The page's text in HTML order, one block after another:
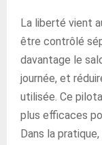
La liberté vient
être contrôlé
davantage le
journée, et
utilisée. Ce
plus efficaces
Dans la